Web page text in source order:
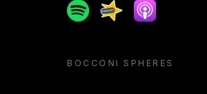
SpotifySpreakerApple podcast
BOCCONI SPHERES